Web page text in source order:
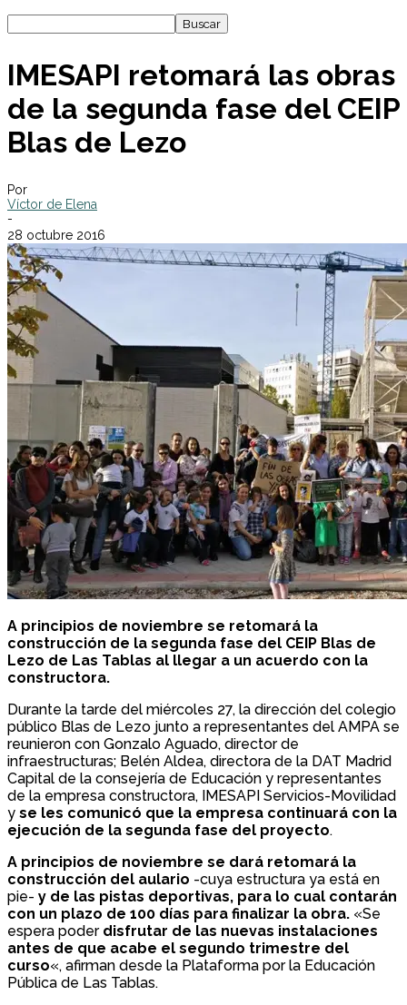
IMESAPI retomará las obras
de la segunda fase del CEIP
Blas de Lezo
Por
Víctor de Elena
-
28 octubre 2016
A principios de noviembre se retomará la
construcción de la segunda fase del CEIP Blas de
Lezo de Las Tablas al llegar a un acuerdo con la
constructora.
Durante la tarde del miércoles 27, la dirección del colegio
público Blas de Lezo junto a representantes del AMPA se
reunieron con Gonzalo Aguado, director de
infraestructuras; Belén Aldea, directora de la DAT Madrid
Capital de la consejería de Educación y representantes
de la empresa constructora, IMESAPI Servicios-Movilidad
y se les comunicó que la empresa continuará con la
ejecución de la segunda fase del proyecto.
A principios de noviembre se dará retomará la
construcción del aulario -cuya estructura ya está en
pie- y de las pistas deportivas, para lo cual contarán
con un plazo de 100 días para finalizar la obra. «Se
espera poder disfrutar de las nuevas instalaciones
antes de que acabe el segundo trimestre del
curso«, afirman desde la Plataforma por la Educación
Pública de Las Tablas.